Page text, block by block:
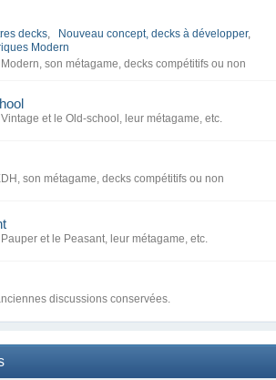
decks, Nouveau concept, decks à développer,
Modern
son métagame, decks compétitifs ou non
et le Old-school, leur métagame, etc.
son métagame, decks compétitifs ou non
et le Peasant, leur métagame, etc.
discussions conservées.